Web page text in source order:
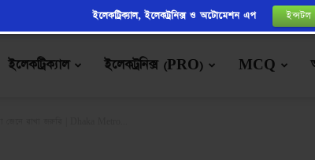
ইলেকট্রিক্যাল ইলেকট্রনিক্স (PRO) MCQ
ইলেকট্রিক্যাল, ইলেকট্রনিক্স ও অটোমেশন এপ